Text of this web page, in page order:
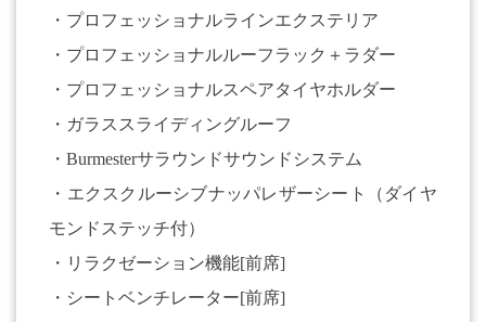
・プロフェッショナルラインエクステリア
・プロフェッショナルルーフラック＋ラダー
・プロフェッショナルスペアタイヤホルダー
・ガラススライディングルーフ
・Burmesterサラウンドサウンドシステム
・エクスクルーシブナッパレザーシート（ダイヤ
モンドステッチ付）
・リラクゼーション機能[前席]
・シートベンチレーター[前席]